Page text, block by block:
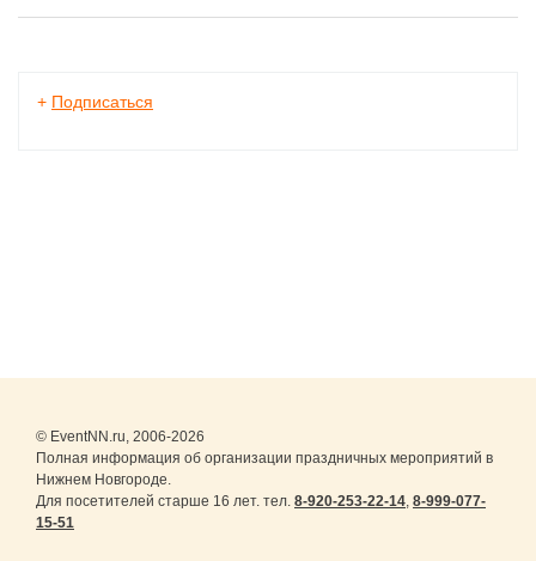
+ Подписаться
© EventNN.ru, 2006-2026
Полная информация об организации праздничных мероприятий в
Нижнем Новгороде.
Для посетителей старше 16 лет. тел. 8-920-253-22-14, 8-999-077-
15-51